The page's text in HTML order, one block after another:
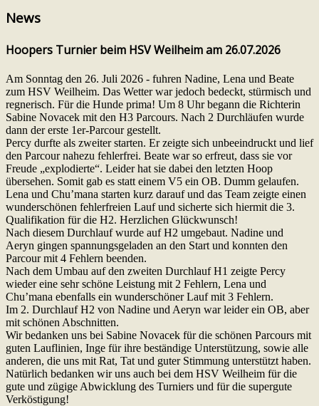
News
Hoopers Turnier beim HSV Weilheim am 26.07.2026
Am Sonntag den 26. Juli 2026 - fuhren Nadine, Lena und Beate
zum HSV Weilheim. Das Wetter war jedoch bedeckt, stürmisch und
regnerisch. Für die Hunde prima! Um 8 Uhr begann die Richterin
Sabine Novacek mit den H3 Parcours. Nach 2 Durchläufen wurde
dann der erste 1er-Parcour gestellt.
Percy durfte als zweiter starten. Er zeigte sich unbeeindruckt und lief
den Parcour nahezu fehlerfrei. Beate war so erfreut, dass sie vor
Freude „explodierte“. Leider hat sie dabei den letzten Hoop
übersehen. Somit gab es statt einem V5 ein OB. Dumm gelaufen.
Lena und Chu’mana starten kurz darauf und das Team zeigte einen
wunderschönen fehlerfreien Lauf und sicherte sich hiermit die 3.
Qualifikation für die H2. Herzlichen Glückwunsch!
Nach diesem Durchlauf wurde auf H2 umgebaut. Nadine und
Aeryn gingen spannungsgeladen an den Start und konnten den
Parcour mit 4 Fehlern beenden.
Nach dem Umbau auf den zweiten Durchlauf H1 zeigte Percy
wieder eine sehr schöne Leistung mit 2 Fehlern, Lena und
Chu’mana ebenfalls ein wunderschöner Lauf mit 3 Fehlern.
Im 2. Durchlauf H2 von Nadine und Aeryn war leider ein OB, aber
mit schönen Abschnitten.
Wir bedanken uns bei Sabine Novacek für die schönen Parcours mit
guten Lauflinien, Inge für ihre beständige Unterstützung, sowie alle
anderen, die uns mit Rat, Tat und guter Stimmung unterstützt haben.
Natürlich bedanken wir uns auch bei dem HSV Weilheim für die
gute und zügige Abwicklung des Turniers und für die supergute
Verköstigung!